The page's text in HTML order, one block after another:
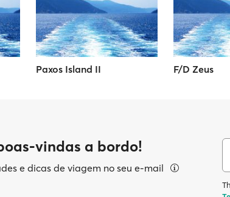
Paxos Island II F/D Zeus
vindas a bordo!
e dicas de viagem no seu e-mail